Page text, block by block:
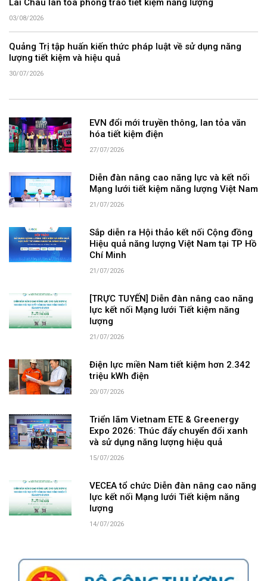
Lai Châu lan tỏa phong trào tiết kiệm năng lượng
03/08/2026
Quảng Trị tập huấn kiến thức pháp luật về sử dụng năng
lượng tiết kiệm và hiệu quả
30/07/2026
EVN đổi mới truyền thông, lan tỏa văn
hóa tiết kiệm điện
27/07/2026
Diễn đàn nâng cao năng lực và kết nối
Mạng lưới tiết kiệm năng lượng Việt Nam
21/07/2026
Sắp diễn ra Hội thảo kết nối Cộng đồng
Hiệu quả năng lượng Việt Nam tại TP Hồ
Chí Minh
21/07/2026
[TRỰC TUYẾN] Diễn đàn nâng cao năng
lực kết nối Mạng lưới Tiết kiệm năng
lượng
21/07/2026
Điện lực miền Nam tiết kiệm hơn 2.342
triệu kWh điện
20/07/2026
Triển lãm Vietnam ETE & Greenergy
Expo 2026: Thúc đẩy chuyển đổi xanh
và sử dụng năng lượng hiệu quả
15/07/2026
VECEA tổ chức Diễn đàn nâng cao năng
lực kết nối Mạng lưới Tiết kiệm năng
lượng
14/07/2026